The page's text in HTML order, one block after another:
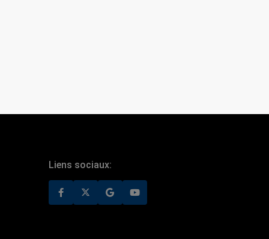
Liens sociaux: